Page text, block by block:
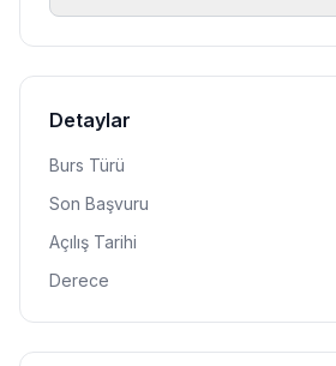
Detaylar
Burs Türü
Son Başvuru
Açılış Tarihi
Derece